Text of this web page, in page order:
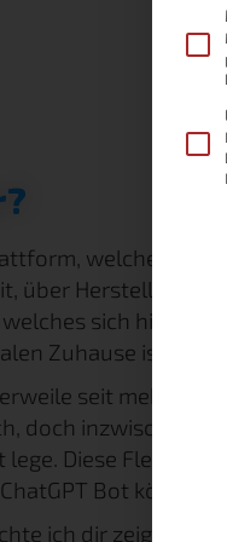
welche
über Hersteller
sich
Zuhause ist. In
seit mehreren
doch inzwischen
Diese
Bot können
ich dir zeigen, wie